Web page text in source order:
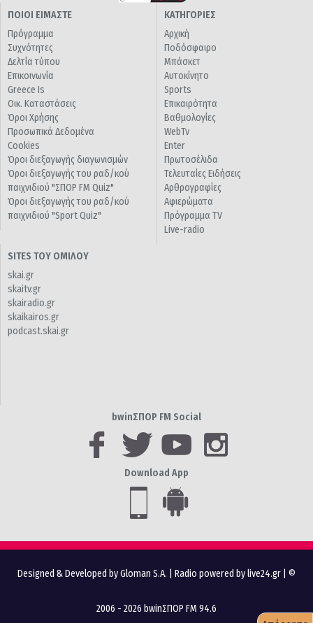
ΠΟΙΟΙ ΕΙΜΑΣΤΕ
Πρόγραμμα
Συχνότητες
Δελτία τύπου
Επικοινωνία
Greece Is
Οικ. Καταστάσεις
Όροι Χρήσης
Προσωπικά Δεδομένα
Cookies
Όροι διεξαγωγής διαγωνισμών
Όροι διεξαγωγής του ραδ/κού
παιχνιδιού "ΣΠΟΡ FM Quiz"
Όροι διεξαγωγής του ραδ/κού
παιχνιδιού "Sport Quiz"
ΚΑΤΗΓΟΡΙΕΣ
Αρχική
Ποδόσφαιρο
Μπάσκετ
Αυτοκίνητο
Sports
Επικαιρότητα
Βαθμολογίες
WebTv
Enter
Πρωτοσέλιδα
Τελευταίες Ειδήσεις
Αρθρογραφίες
Αφιερώματα
Πρόγραμμα TV
Live-radio
SITES ΤΟΥ ΟΜΙΛΟΥ
skai.gr
skaitv.gr
skairadio.gr
skaikairos.gr
podcast.skai.gr
bwinΣΠΟΡ FM Social
Download App
Designed & Developed by Gloman S.A. Radio powered by live24.gr | ©
2006 - 2026 bwinΣΠΟΡ FM 94.6